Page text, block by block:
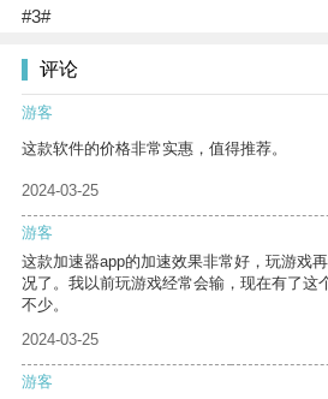
#3#
评论
游客
这款软件的价格非常实惠，值得推荐。
2024-03-25
游客
这款加速器app的加速效果非常好，玩游戏
况了。我以前玩游戏经常会输，现在有了这
不少。
2024-03-25
游客